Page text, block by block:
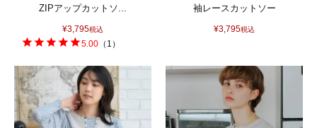
ZIPアップカットソ...
¥3,795税込
5.00 （ 1 ）
袖レースカットソー
¥3,795税込